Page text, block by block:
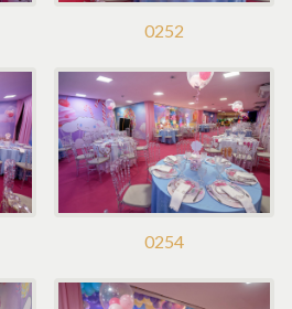
0252
0254